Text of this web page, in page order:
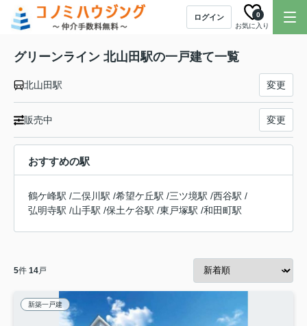
ログイン
お気に入り
0
グリーンライン 北山田駅の一戸建て一覧
北山田駅 変更
販売中 変更
おすすめの駅
鶴ケ峰駅 /二俣川駅 /希望ケ丘駅 /三ツ境駅 /西谷駅 /
弘明寺駅 /山手駅 /保土ケ谷駅 /東戸塚駅 /和田町駅
5件 14戸
新築一戸建